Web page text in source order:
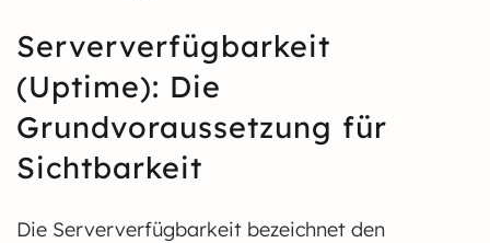
Serververfügbarkeit
(Uptime): Die
Grundvoraussetzung für
Sichtbarkeit
Die Serververfügbarkeit bezeichnet den